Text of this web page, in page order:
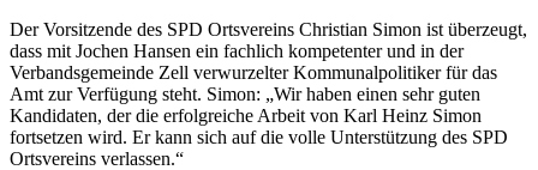
Der Vorsitzende des SPD Ortsvereins Christian Simon ist überzeugt,
dass mit Jochen Hansen ein fachlich kompetenter und in der
Verbandsgemeinde Zell verwurzelter Kommunalpolitiker für das
Amt zur Verfügung steht. Simon: „Wir haben einen sehr guten
Kandidaten, der die erfolgreiche Arbeit von Karl Heinz Simon
fortsetzen wird. Er kann sich auf die volle Unterstützung des SPD
Ortsvereins verlassen.“